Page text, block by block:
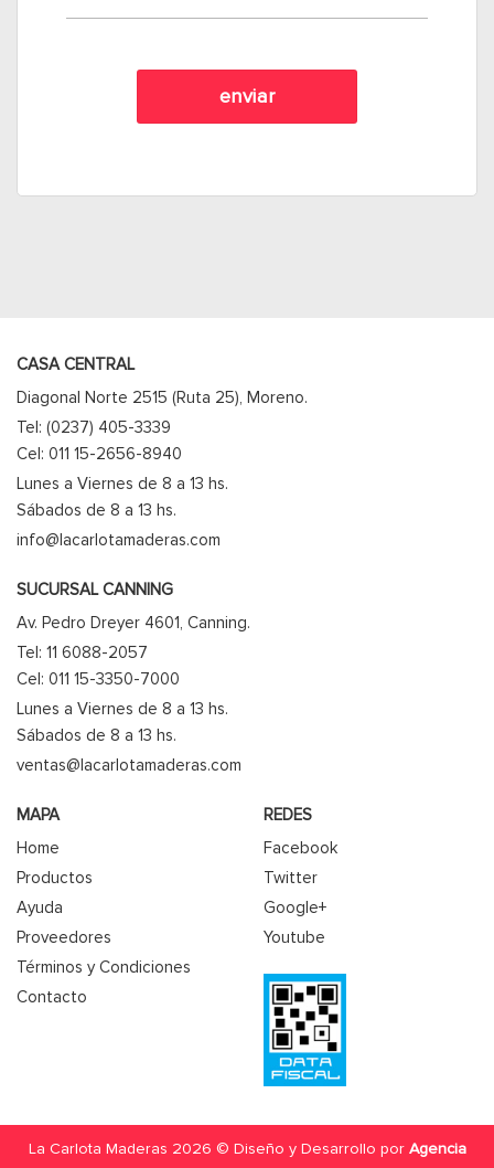
CASA CENTRAL
Diagonal Norte 2515 (Ruta 25), Moreno.
Tel: (0237) 405-3339
Cel: 011 15-2656-8940
Lunes a Viernes de 8 a 13 hs.
Sábados de 8 a 13 hs.
info@lacarlotamaderas.com
SUCURSAL CANNING
Av. Pedro Dreyer 4601, Canning.
Tel: 11 6088-2057
Cel: 011 15-3350-7000
Lunes a Viernes de 8 a 13 hs.
Sábados de 8 a 13 hs.
ventas@lacarlotamaderas.com
MAPA
Home
Productos
Ayuda
Proveedores
Términos y Condiciones
Contacto
REDES
Facebook
Twitter
Google+
Youtube
La Carlota Maderas 2026 © Diseño y Desarrollo por Agencia